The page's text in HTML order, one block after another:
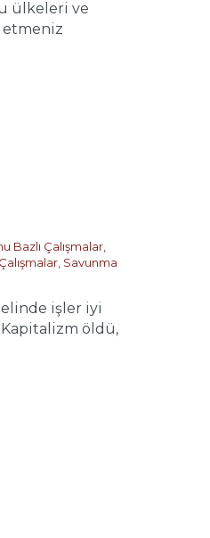
ülkeleri ve
etmeniz
Bazlı Çalışmalar,
, Savunma
işler iyi
öldü,